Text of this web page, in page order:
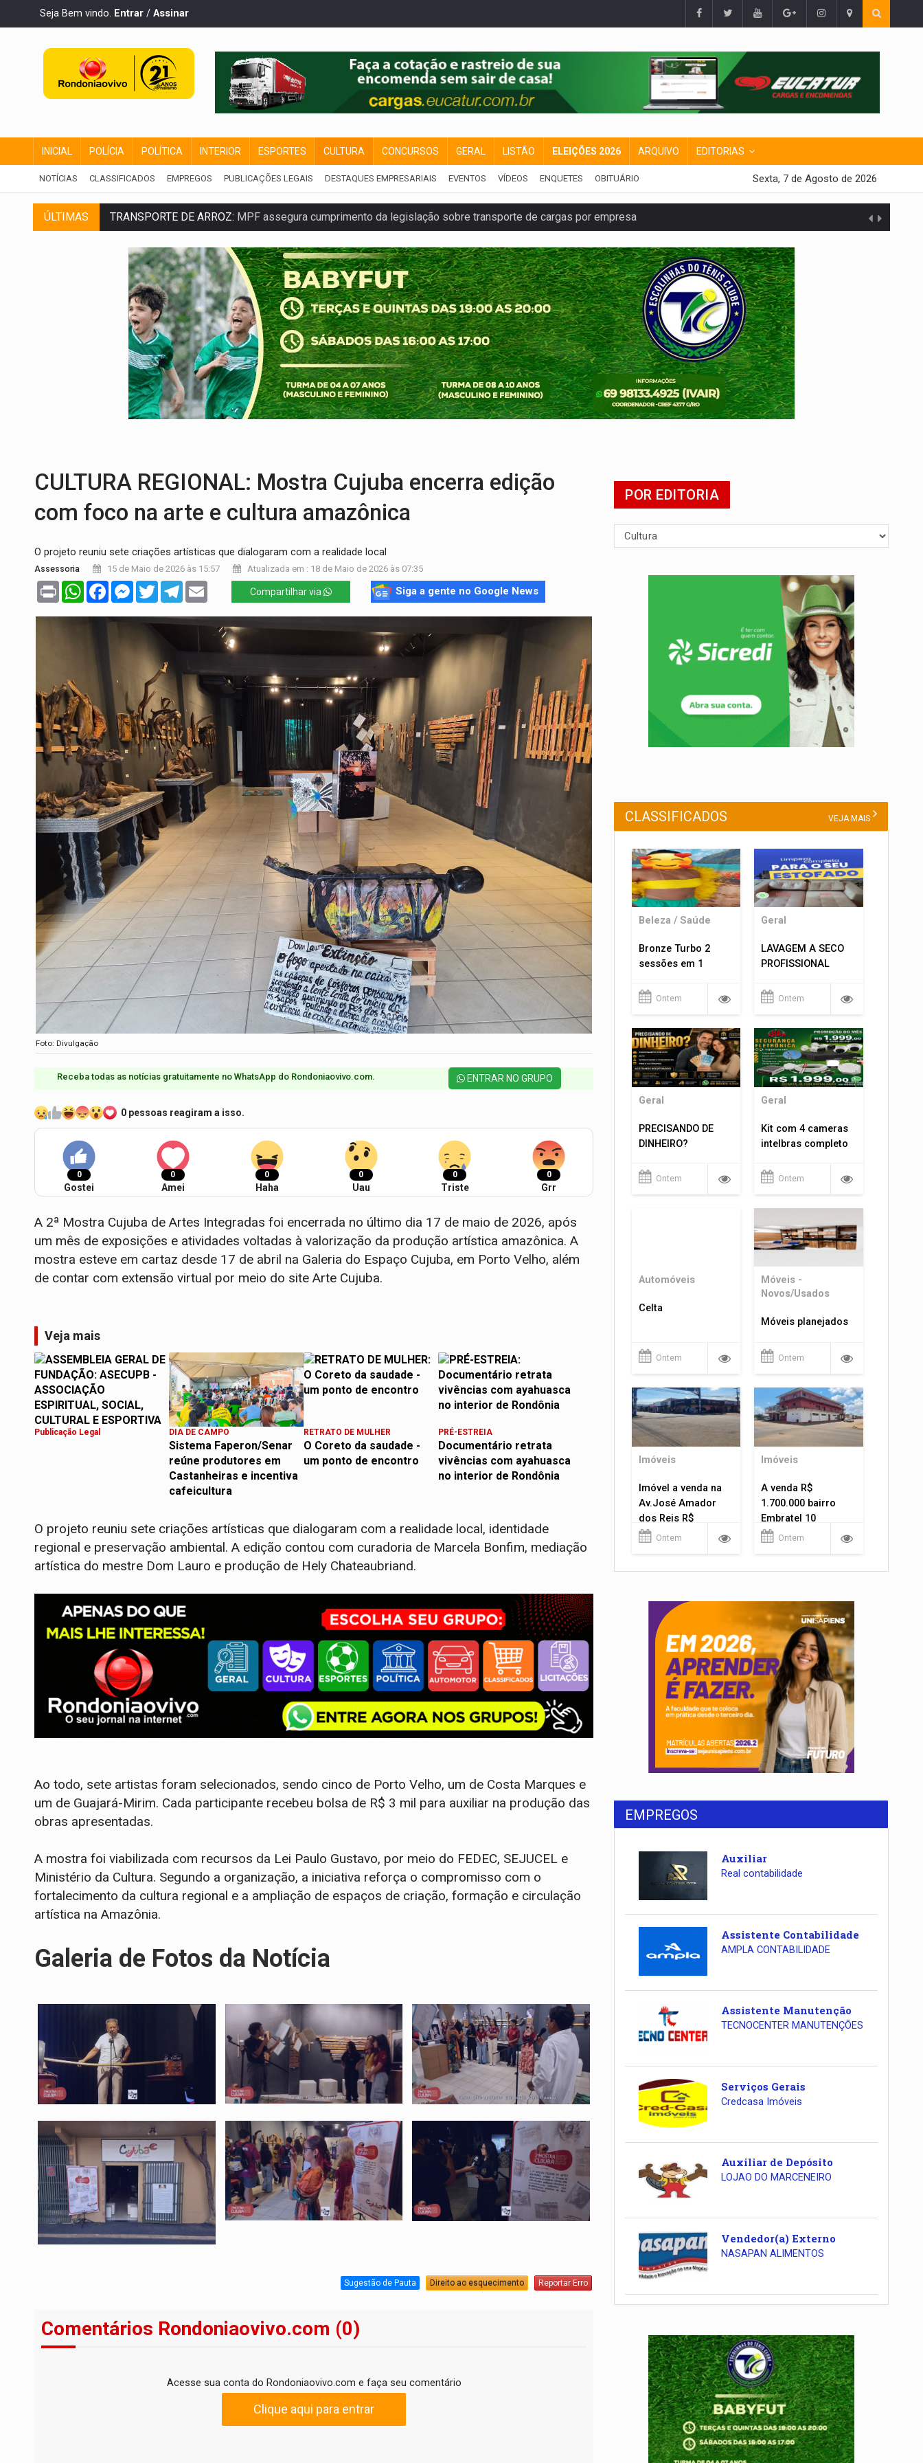
Seja Bem vindo. Entrar / Assinar
INICIAL POLÍCIA POLÍTICA INTERIOR ESPORTES CULTURA CONCURSOS GERAL LISTÃO ELEIÇÕES 2026 ARQUIVO EDITORIAS
NOTÍCIAS CLASSIFICADOS EMPREGOS PUBLICAÇÕES LEGAIS DESTAQUES EMPRESARIAIS EVENTOS VÍDEOS ENQUETES OBITUÁRIO Sexta, 7 de Agosto de 2026
ÚLTIMAS TRANSPORTE DE ARROZ: MPF assegura cumprimento da legislação sobre transporte de cargas por empresa
COLEGIADO:Brasil e Rússia discutem energia nuclear, defesa e ciência em Brasília
URGENTE:Colisão entre caminhão e carro deixa quatro mortos e um em estado grave na BR
ENCONTRO:Amazônia Negra ganha projeção nacional com participação de Marcela Bonfim
PREVISÃO:Porto Velho tem chances de chuvas isoladas nesta sexta-feira (7)
SINDICATOS UNIDOS:Assembleia Geral delibera greve da educação municipal em Porto Velho
PROCESSO SELETIVO:Rondoniaovivo abre oficina de Comunicação com oportunidade de integrar equipe
CULTURA REGIONAL: Mostra Cujuba encerra edição
com foco na arte e cultura amazônica
O projeto reuniu sete criações artísticas que dialogaram com a realidade local
Assessoria 15 de Maio de 2026 às 15:57 Atualizada em : 18 de Maio de 2026 às 07:35
Print WhatsAppFacebookMessenger
TwitterTelegram Compartilhar via Siga a gente no Google News
Foto: Divulgação
Receba todas as notícias gratuitamente no WhatsApp do Rondoniaovivo.com.​ ENTRAR NO GRUPO
0 pessoas reagiram a isso.
0
Gostei
0
Amei
0
Haha
0
Uau
0
Triste
0
Grr
A 2ª Mostra Cujuba de Artes Integradas foi encerrada no último dia 17 de maio de 2026, após
um mês de exposições e atividades voltadas à valorização da produção artística amazônica. A
mostra esteve em cartaz desde 17 de abril na Galeria do Espaço Cujuba, em Porto Velho, além
de contar com extensão virtual por meio do site Arte Cujuba.
Veja mais
Publicação Legal DIA DE CAMPO
Sistema Faperon/Senar
reúne produtores em
Castanheiras e incentiva
cafeicultura
RETRATO DE MULHER
O Coreto da saudade -
um ponto de encontro
PRÉ-ESTREIA
Documentário retrata
vivências com ayahuasca
no interior de Rondônia
O projeto reuniu sete criações artísticas que dialogaram com a realidade local, identidade
regional e preservação ambiental. A edição contou com curadoria de Marcela Bonfim, mediação
artística do mestre Dom Lauro e produção de Hely Chateaubriand.
Ao todo, sete artistas foram selecionados, sendo cinco de Porto Velho, um de Costa Marques e
um de Guajará-Mirim. Cada participante recebeu bolsa de R$ 3 mil para auxiliar na produção das
obras apresentadas.
A mostra foi viabilizada com recursos da Lei Paulo Gustavo, por meio do FEDEC, SEJUCEL e
Ministério da Cultura. Segundo a organização, a iniciativa reforça o compromisso com o
fortalecimento da cultura regional e a ampliação de espaços de criação, formação e circulação
artística na Amazônia.
Galeria de Fotos da Notícia
Sugestão de Pauta Direito ao esquecimento Reportar Erro
Comentários Rondoniaovivo.com (0)
Acesse sua conta do Rondoniaovivo.com e faça seu comentário
Clique aqui para entrar
POR EDITORIA
CLASSIFICADOS VEJA MAIS
Beleza / Saúde
Bronze Turbo 2
sessões em 1
Ontem
Geral
LAVAGEM A SECO
PROFISSIONAL
Ontem
Geral
PRECISANDO DE
DINHEIRO?
Ontem
Geral
Kit com 4 cameras
intelbras completo
Ontem
Automóveis
Celta
Ontem
Móveis -
Novos/Usados
Móveis planejados
Ontem
Imóveis
Imóvel a venda na
Av.José Amador
dos Reis R$
1.400.000
Ontem
Imóveis
A venda R$
1.700.000 bairro
Embratel 10
apartamentos!
Ontem
EMPREGOS
Auxiliar
Real contabilidade
Assistente Contabilidade
AMPLA CONTABILIDADE
Assistente Manutenção
TECNOCENTER MANUTENÇÕES
Serviços Gerais
Credcasa Imóveis
Auxiliar de Depósito
LOJAO DO MARCENEIRO
Vendedor(a) Externo
NASAPAN ALIMENTOS